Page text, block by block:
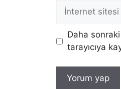
İnternet
Daha
tarayıcıya